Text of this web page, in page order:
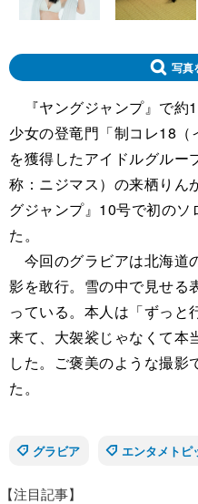
写真
『ヤングジャンプ』で約
少女の登竜門「制コレ18（
を獲得したアイドルグルー
称：ニジマス）の来栖りん
グジャンプ』10号で初の
た。
今回のグラビアは北海道
影を敢行。雪の中で見せる
っている。本人は「ずっと
来て、大袈裟じゃなくて本
した。ご褒美のような撮影
た。
グラビア
エンタメトピ
【注目記事】